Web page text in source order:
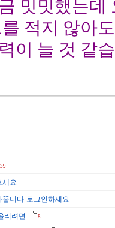
밋밋했는
적지 않아
이 늘 것 같
39
세요
니다-로그인하세요
리려면...
8